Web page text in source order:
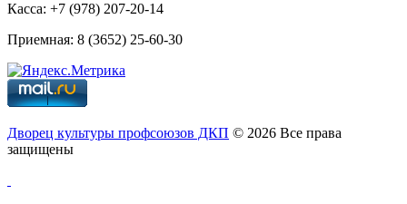
Касса: +7 (978) 207-20-14
Приемная: 8 (3652) 25-60-30
Дворец культуры профсоюзов ДКП © 2026 Все права
защищены